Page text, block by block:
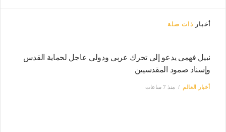
أخبار ذات صلة
نبيل فهمى يدعو إلى تحرك عربى ودولى عاجل لحماية القدس
وإسناد صمود المقدسيين
أخبار العالم منذ 7 ساعات